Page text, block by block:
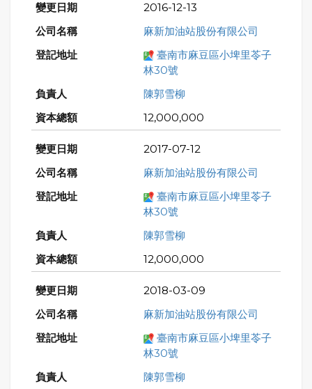
2016-12-13
麻新加油站股份有限公司
臺南市麻豆區小埤里苓子
林30號
陳郭雪柳
12,000,000
2017-07-12
麻新加油站股份有限公司
臺南市麻豆區小埤里苓子
林30號
陳郭雪柳
12,000,000
2018-03-09
麻新加油站股份有限公司
臺南市麻豆區小埤里苓子
林30號
陳郭雪柳